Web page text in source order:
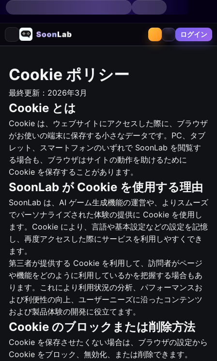
ログイン
Cookie ポリシー
最終更新：2026年3月
Cookie とは
Cookie は、ウェブサイトにアクセスした際に、ブラウザ
がお使いの端末に保存する小さなデータです。PC、タブ
レット、スマートフォンのいずれで SoonLab を閲覧す
る場合も、ブラウザはサイトの動作を助けるために
Cookie を保存することがあります。
SoonLab が Cookie を使用する理由
SoonLab は、AI ゲーム生成機能の運営や、よりスムーズ
でパーソナライズされた体験の提供に Cookie を使用し
ます。Cookie により、言語や基本設定などの設定を記憶
し、再度アクセスした際にサービスを利用しやすくでき
ます。
第三者が提供する Cookie を利用して、訪問者がページ
や機能をどのように利用しているかを把握する場合もあ
ります。これにより利用状況の分析、パフォーマンスお
よび利便性の向上、ユーザーニーズに沿ったコンテンツ
および製品体験の開発に役立てます。
Cookie のブロックまたは削除方法
Cookie を保存させたくない場合は、ブラウザの設定から
Cookie をブロック、無効化、または削除できます。